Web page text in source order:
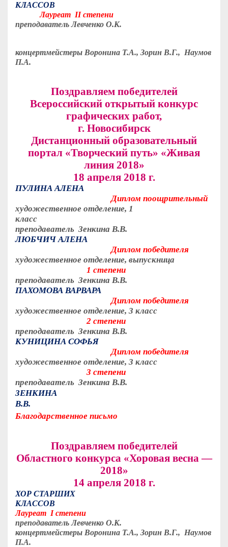
КЛАССОВ
Лауреат II степени
преподаватель Левченко О.К.
концертмейстеры Воронина Т.А., Зорин В.Г., Наумов
П.А.
Поздравляем победителей
Всероссийский открытый конкурс
графических работ,
г. Новосибирск
Дистанционный образовательный
портал «Творческий путь» «Живая
линия 2018»
18 апреля 2018 г.
ПУЛИНА АЛЕНА
Диплом поощрительный
художественное отделение, 1
класс
преподаватель Зенкина В.В.
ЛЮБЧИЧ АЛЕНА
Диплом победителя
художественное отделение, выпускница
1 степени
преподаватель Зенкина В.В.
ПАХОМОВА ВАРВАРА
Диплом победителя
художественное отделение, 3 класс
2 степени
преподаватель Зенкина В.В.
КУНИЦИНА СОФЬЯ
Диплом победителя
художественное отделение, 3 класс
3 степени
преподаватель Зенкина В.В.
ЗЕНКИНА
В.В.
Благодарственное письмо
Поздравляем победителей
Областного конкурса «Хоровая весна —
2018»
14 апреля 2018 г.
ХОР СТАРШИХ
КЛАССОВ
Лауреат I степени
преподаватель Левченко О.К.
концертмейстеры Воронина Т.А., Зорин В.Г., Наумов
П.А.